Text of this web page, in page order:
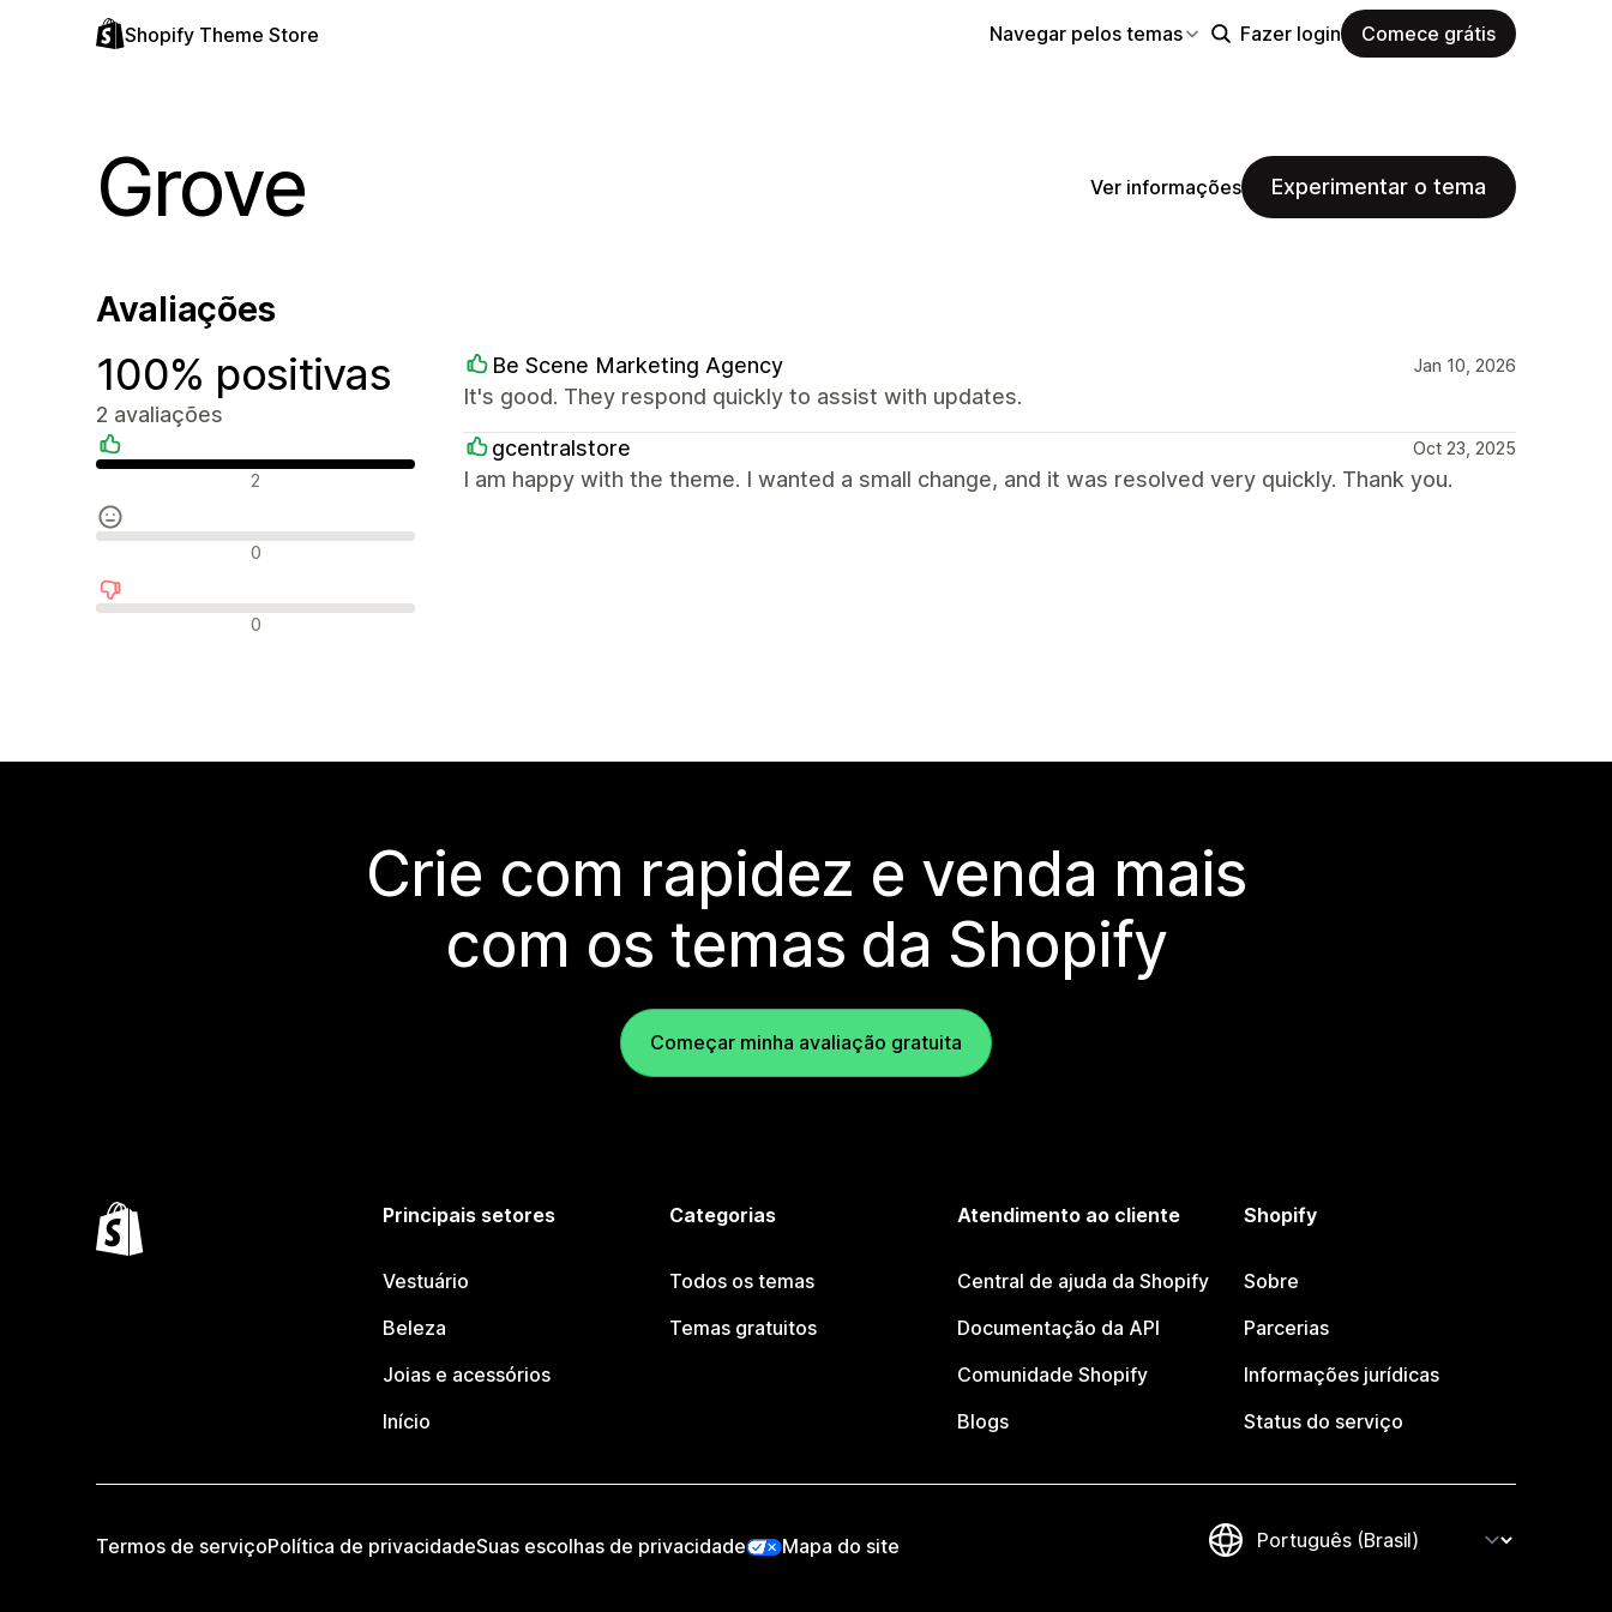
Shopify Theme Store Navegar pelos temas Fazer login Comece grátis
Grove Ver informações Experimentar o tema
Avaliações
100% positivas
2 avaliações
Avaliações positivas
2
Avaliações neutras
0
Avaliações negativas
0
Be Scene Marketing Agency Jan 10, 2026
It's good. They respond quickly to assist with updates.
gcentralstore Oct 23, 2025
I am happy with the theme. I wanted a small change, and it was resolved very quickly. Thank you.
Crie com rapidez e venda mais
com os temas da Shopify
Começar minha avaliação gratuita
Principais setores
Vestuário
Beleza
Joias e acessórios
Início
Categorias
Todos os temas
Temas gratuitos
Atendimento ao cliente
Central de ajuda da Shopify
Documentação da API
Comunidade Shopify
Blogs
Shopify
Sobre
Parcerias
Informações jurídicas
Status do serviço
Termos de serviçoPolítica de privacidadeSuas escolhas de privacidade Mapa do site